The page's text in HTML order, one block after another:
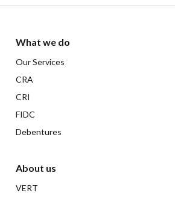
What we do
Our Services
CRA
CRI
FIDC
Debentures
About us
VERT